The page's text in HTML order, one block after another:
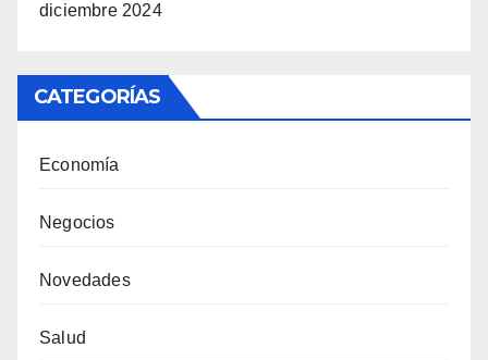
diciembre 2024
CATEGORÍAS
Economía
Negocios
Novedades
Salud